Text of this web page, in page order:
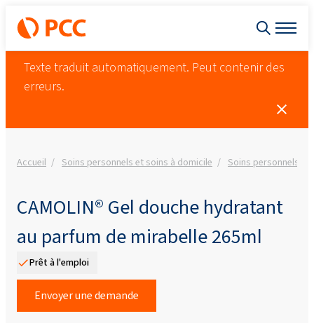
Texte traduit automatiquement. Peut contenir des
erreurs.
Accueil Soins personnels et soins à domicile Soins personnels
CAMOLIN® Gel douche hydratant
au parfum de mirabelle 265ml
Prêt à l'emploi
Envoyer une demande